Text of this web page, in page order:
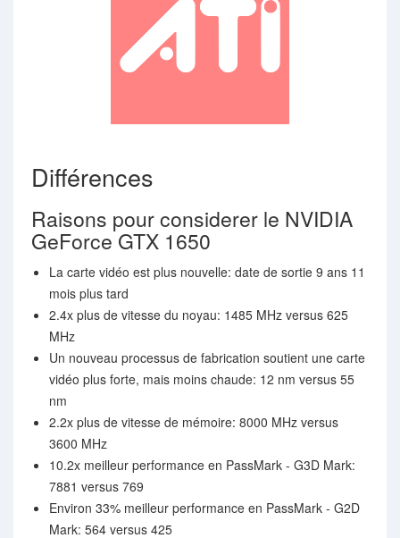
Différences
Raisons pour considerer le NVIDIA
GeForce GTX 1650
La carte vidéo est plus nouvelle: date de sortie 9 ans 11
mois plus tard
2.4x plus de vitesse du noyau: 1485 MHz versus 625
MHz
Un nouveau processus de fabrication soutient une carte
vidéo plus forte, mais moins chaude: 12 nm versus 55
nm
2.2x plus de vitesse de mémoire: 8000 MHz versus
3600 MHz
10.2x meilleur performance en PassMark - G3D Mark:
7881 versus 769
Environ 33% meilleur performance en PassMark - G2D
Mark: 564 versus 425